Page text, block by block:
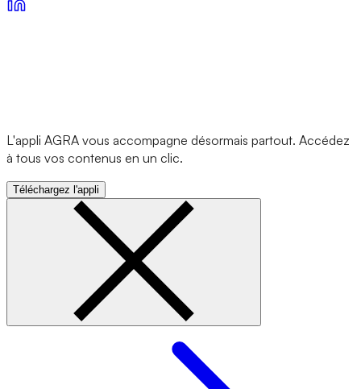
L'appli AGRA vous accompagne désormais partout. Accédez
à tous vos contenus en un clic.
Téléchargez l'appli